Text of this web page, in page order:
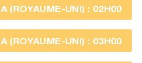
(ROYAUME-UNI) : 02H00
(ROYAUME-UNI) : 03H00